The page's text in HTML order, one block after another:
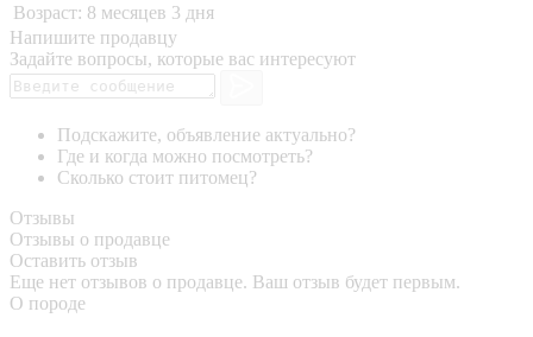
Возраст: 8 месяцев 3 дня
Напишите продавцу
Задайте вопросы, которые вас интересуют
Подскажите, объявление актуально?
Где и когда можно посмотреть?
Сколько стоит питомец?
Отзывы
Отзывы о продавце
Оставить отзыв
Еще нет отзывов о продавце. Ваш отзыв будет первым.
О породе